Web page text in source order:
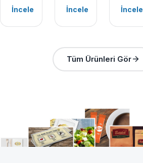
İncele
İncele
İncele
Tüm Ürünleri Gör